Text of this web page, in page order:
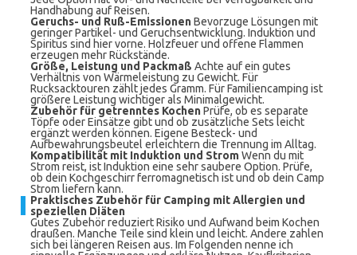
Handhabung auf Reisen.
Geruchs- und Ruß-EmissionenBevorzuge Lösungen mit
geringer Partikel- und Geruchsentwicklung. Induktion und
Spiritus sind hier vorne. Holzfeuer und offene Flammen
erzeugen mehr Rückstände.
Größe, Leistung und Packmaß Achte auf ein gutes
Verhältnis von Wärmeleistung zu Gewicht. Für
Rucksacktouren zählt jedes Gramm. Für Familiencamping ist
größere Leistung wichtiger als Minimalgewicht.
Zubehör für getrenntes KochenPrüfe, ob es separate
Töpfe oder Einsätze gibt und ob zusätzliche Sets leicht
ergänzt werden können. Eigene Besteck- und
Aufbewahrungsbeutel erleichtern die Trennung im Alltag.
Kompatibilität mit Induktion und StromWenn du mit
Strom reist, ist Induktion eine sehr saubere Option. Prüfe,
ob dein Kochgeschirr ferromagnetisch ist und ob dein Camp
Strom liefern kann.
Praktisches Zubehör für Camping mit Allergien und
speziellen Diäten
Gutes Zubehör reduziert Risiko und Aufwand beim Kochen
draußen. Manche Teile sind klein und leicht. Andere zahlen
sich bei längeren Reisen aus. Im Folgenden nenne ich